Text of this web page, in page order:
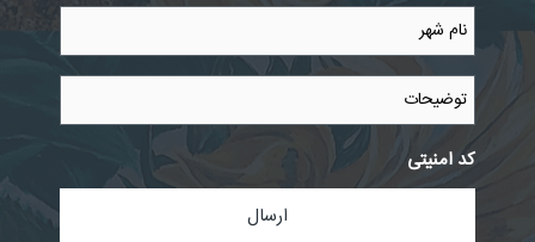
نام
شهر *
توضیحات
کد امنیتی